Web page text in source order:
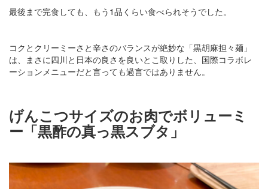
最後まで完食しても、もう1品くらい食べられそうでした。
コクとクリーミーさと辛さのバランスが絶妙な「黒胡麻担々麺」
は、まさに四川と日本の良さを良いとこ取りした、国際コラボレ
ーションメニューだと言っても過言ではありません。
げんこつサイズのお肉でボリューミ
ー「黒酢の真っ黒スブタ」